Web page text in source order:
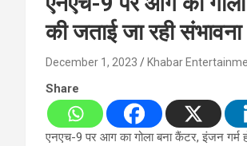
की जताई जा रही संभावना
December 1, 2023 Khabar
Share
एनएच-9 पर आग का गोला बना कैंटर, इंजन गर्म